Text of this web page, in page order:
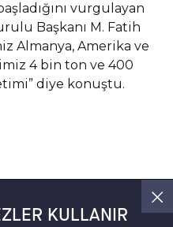
vurgulayan
Başkanı M. Fatih
Almanya, Amerika ve
4 bin ton ve 400
diye konuştu.
KULLANIR